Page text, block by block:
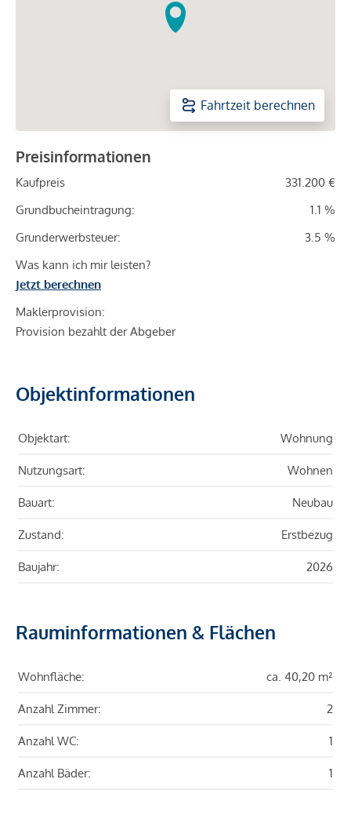
Fahrtzeit berechnen
Preisinformationen
Kaufpreis
331.200 €
Grundbucheintragung:
1.1 %
Grunderwerbsteuer:
3.5 %
Was kann ich mir leisten?
Jetzt berechnen
Maklerprovision:
Provision bezahlt der Abgeber
Objektinformationen
Objektart: Wohnung
Nutzungsart: Wohnen
Bauart: Neubau
Zustand: Erstbezug
Baujahr: 2026
Rauminformationen & Flächen
Wohnfläche: ca. 40,20 m²
Anzahl Zimmer: 2
Anzahl WC: 1
Anzahl Bäder: 1